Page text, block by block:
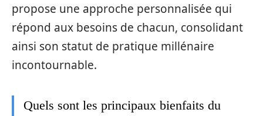
propose une approche personnalisée qui
répond aux besoins de chacun, consolidant
ainsi son statut de pratique millénaire
incontournable.
Quels sont les principaux bienfaits du